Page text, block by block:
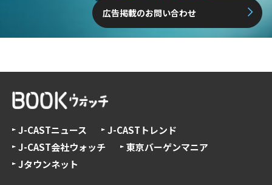
広告掲載のお問い合わせ
J-CASTニュース
J-CASTトレンド
J-CAST会社ウォッチ
東京バーゲンマニア
Jタウンネット